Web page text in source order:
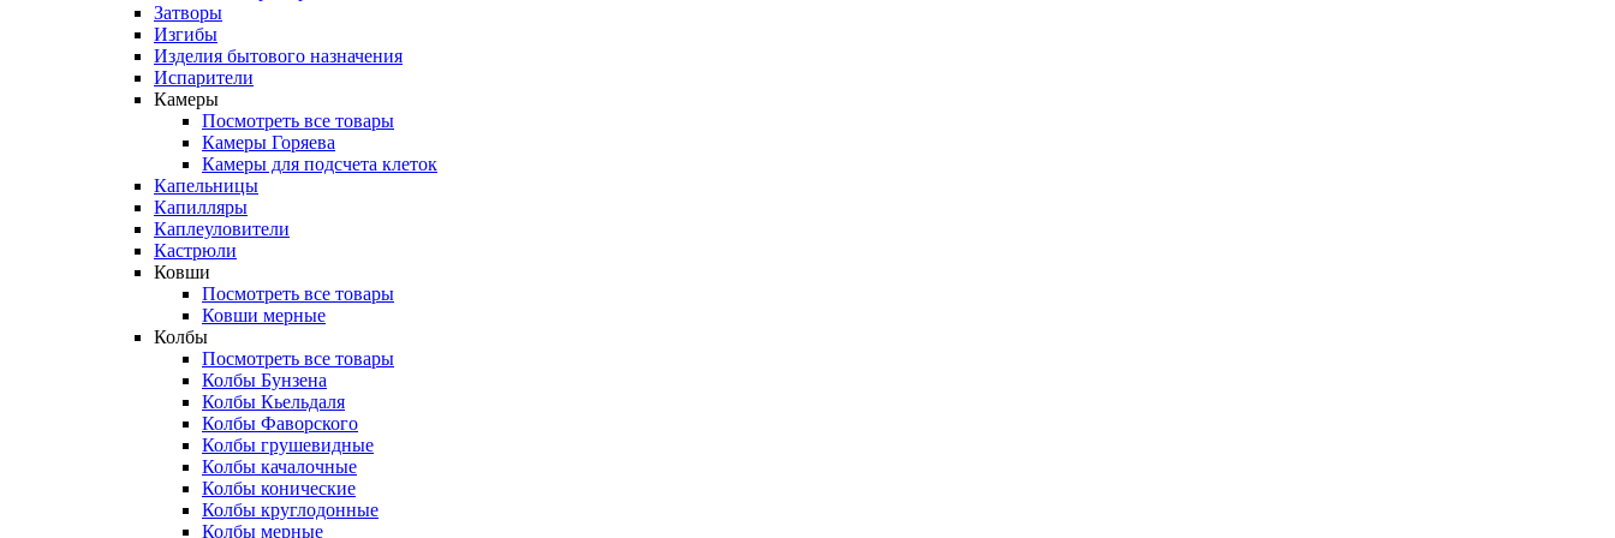
Затворы
Изгибы
Изделия бытового назначения
Испарители
Камеры
Посмотреть все товары
Камеры Горяева
Камеры для подсчета клеток
Капельницы
Капилляры
Каплеуловители
Кастрюли
Ковши
Посмотреть все товары
Ковши мерные
Колбы
Посмотреть все товары
Колбы Бунзена
Колбы Кьельдаля
Колбы Фаворского
Колбы грушевидные
Колбы качалочные
Колбы конические
Колбы круглодонные
Колбы мерные